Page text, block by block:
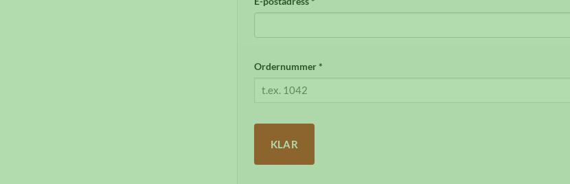
Ordernummer *
KLAR